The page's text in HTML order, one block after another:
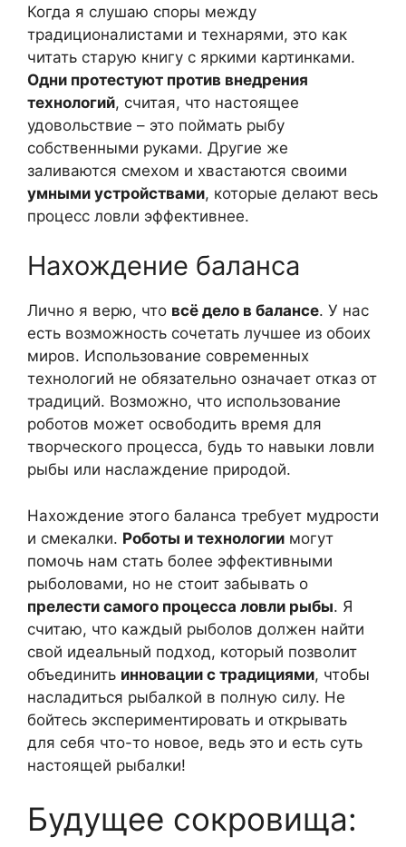
Когда я слушаю споры между
традиционалистами и технарями, это как
читать старую книгу с яркими картинками.
Одни протестуют против внедрения
технологий, считая, что настоящее
удовольствие – это поймать рыбу
собственными руками. Другие же
заливаются смехом и хвастаются своими
умными устройствами, которые делают весь
процесс ловли эффективнее.
Нахождение баланса
Лично я верю, что всё дело в балансе. У нас
есть возможность сочетать лучшее из обоих
миров. Использование современных
технологий не обязательно означает отказ от
традиций. Возможно, что использование
роботов может освободить время для
творческого процесса, будь то навыки ловли
рыбы или наслаждение природой.
Нахождение этого баланса требует мудрости
и смекалки. Роботы и технологии могут
помочь нам стать более эффективными
рыболовами, но не стоит забывать о
прелести самого процесса ловли рыбы. Я
считаю, что каждый рыболов должен найти
свой идеальный подход, который позволит
объединить инновации с традициями, чтобы
насладиться рыбалкой в полную силу. Не
бойтесь экспериментировать и открывать
для себя что-то новое, ведь это и есть суть
настоящей рыбалки!
Будущее сокровища: